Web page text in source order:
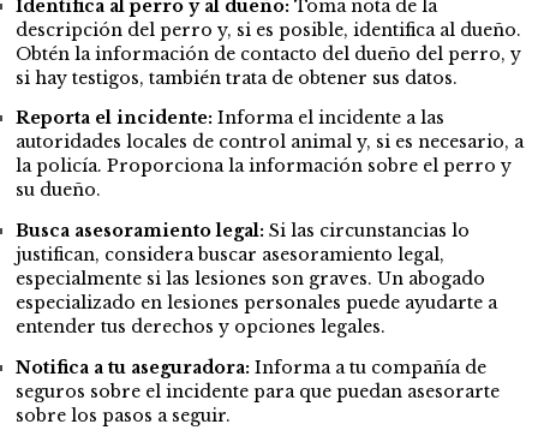
Identifica al perro y al dueño: Toma nota de la
descripción del perro y, si es posible, identifica al dueño.
Obtén la información de contacto del dueño del perro, y
si hay testigos, también trata de obtener sus datos.
Reporta el incidente: Informa el incidente a las
autoridades locales de control animal y, si es necesario, a
la policía. Proporciona la información sobre el perro y
su dueño.
Busca asesoramiento legal: Si las circunstancias lo
justifican, considera buscar asesoramiento legal,
especialmente si las lesiones son graves. Un abogado
especializado en lesiones personales puede ayudarte a
entender tus derechos y opciones legales.
Notifica a tu aseguradora: Informa a tu compañía de
seguros sobre el incidente para que puedan asesorarte
sobre los pasos a seguir.